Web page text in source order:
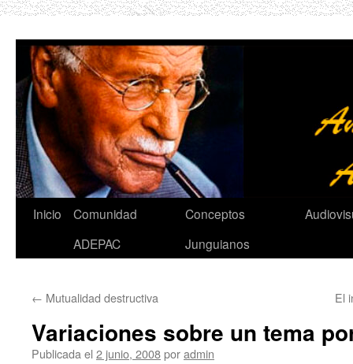
contenido
Inicio
Comunidad
ADEPAC
Conceptos
Junguianos
← Mutualidad destructiva El
Variaciones sobre un tema
Publicada el 2 junio, 2008poradmin